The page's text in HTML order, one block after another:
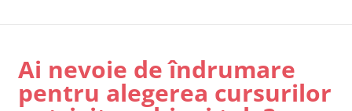
Ai nevoie de îndrumare
pentru alegerea cursurilor